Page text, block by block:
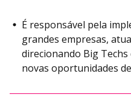
É responsável pela
grandes empresas,
direcionando Big
novas oportunidades